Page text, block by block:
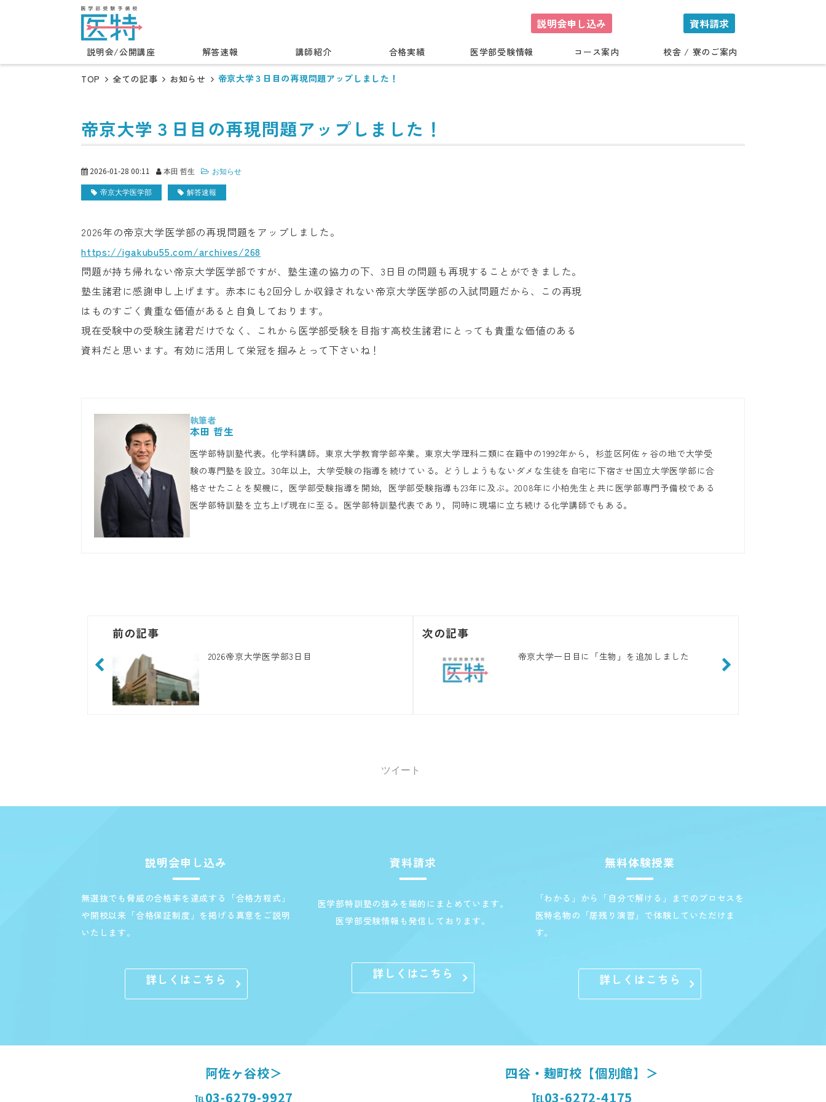
説明会申し込み 資料請求
説明会/公開講座 解答速報 講師紹介 合格実績 医学部受験情報 コース案内 校舎 / 寮のご案内
TOP 全ての記事 お知らせ 帝京大学３日目の再現問題アップしました！
帝京大学３日目の再現問題アップしました！
2026-01-28 00:11 本田 哲生 お知らせ
帝京大学医学部 解答速報
2026年の帝京大学医学部の再現問題をアップしました。
https://igakubu55.com/archives/268
問題が持ち帰れない帝京大学医学部ですが、塾生達の協力の下、3日目の問題も再現することができました。
塾生諸君に感謝申し上げます。赤本にも2回分しか収録されない帝京大学医学部の入試問題だから、この再現
はものすごく貴重な価値があると自負しております。
現在受験中の受験生諸君だけでなく、これから医学部受験を目指す高校生諸君にとっても貴重な価値のある
資料だと思います。有効に活用して栄冠を掴みとって下さいね！
本田 哲生
医学部特訓塾代表。化学科講師。東京大学教育学部卒業。東京大学理科二類に在籍中の1992年から，杉並区阿佐ヶ谷の地で大学受
験の専門塾を設立。30年以上，大学受験の指導を続けている。どうしようもないダメな生徒を自宅に下宿させ国立大学医学部に合
格させたことを契機に，医学部受験指導を開始，医学部受験指導も23年に及ぶ。2008年に小柏先生と共に医学部専門予備校である
医学部特訓塾を立ち上げ現在に至る。医学部特訓塾代表であり，同時に現場に立ち続ける化学講師でもある。
前の記事
2026帝京大学医学部3日目
次の記事
帝京大学一日目に「生物」を追加しました
ツイート
説明会申し込み
無選抜でも脅威の合格率を達成する「合格方程式」
や開校以来「合格保証制度」を掲げる真意をご説明
いたします。
詳しくはこちら
資料請求
医学部特訓塾の強みを端的にまとめています。
医学部受験情報も発信しております。
詳しくはこちら
無料体験授業
「わかる」から「自分で解ける」までのプロセスを
医特名物の「居残り演習」で体験していただけま
す。
詳しくはこちら
阿佐ヶ谷校＞
℡03-6279-9927
四谷・麹町校【個別館】＞
℡03-6272-4175